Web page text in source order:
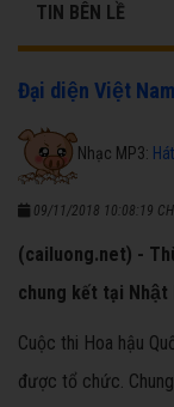
TIN BÊN LỀ
Đại diện Việt
Nhạc MP3:
09/11/2018 10:08:19 CH
(cailuong.net) -
chung kết tại Nhật
Cuộc thi Hoa hậu
được tổ chức.